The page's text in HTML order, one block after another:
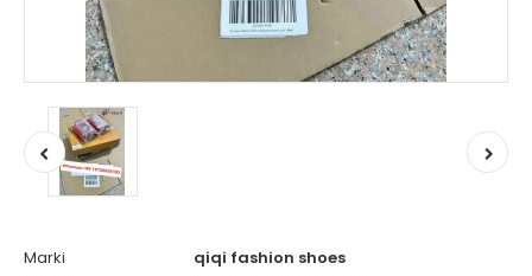
Marki
qiqi fashion shoes